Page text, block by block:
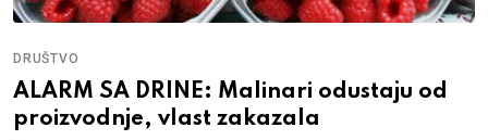
DRUŠTVO
ALARM SA DRINE: Malinari odustaju od
proizvodnje, vlast zakazala